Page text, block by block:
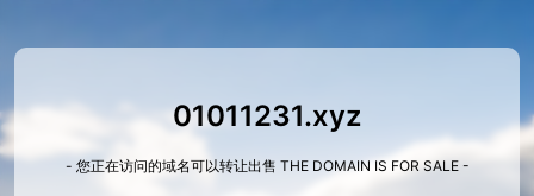
01011231.xyz
- 您正在访问的域名可以转让出售 THE DOMAIN IS FOR SALE -